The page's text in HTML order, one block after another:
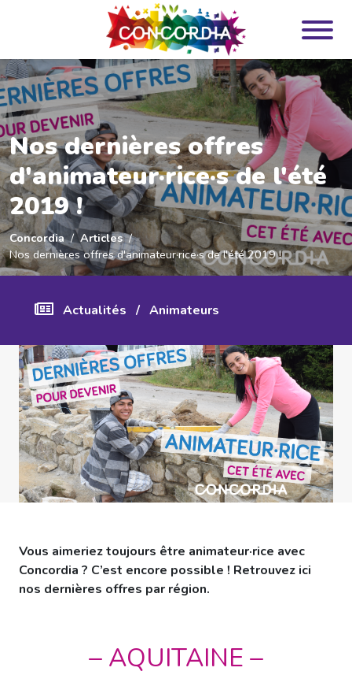
Nos dernières offres
d'animateur·rice·s de l'été
2019 !
Concordia
Articles
Nos dernières offres d'animateur·rice·s de l'été 2019 !
Actualités / Animateurs
Vous aimeriez toujours être animateur·rice avec
Concordia ? C’est encore possible ! Retrouvez ici
nos dernières offres par région.
– AQUITAINE –
Panneau de gestion des cookies